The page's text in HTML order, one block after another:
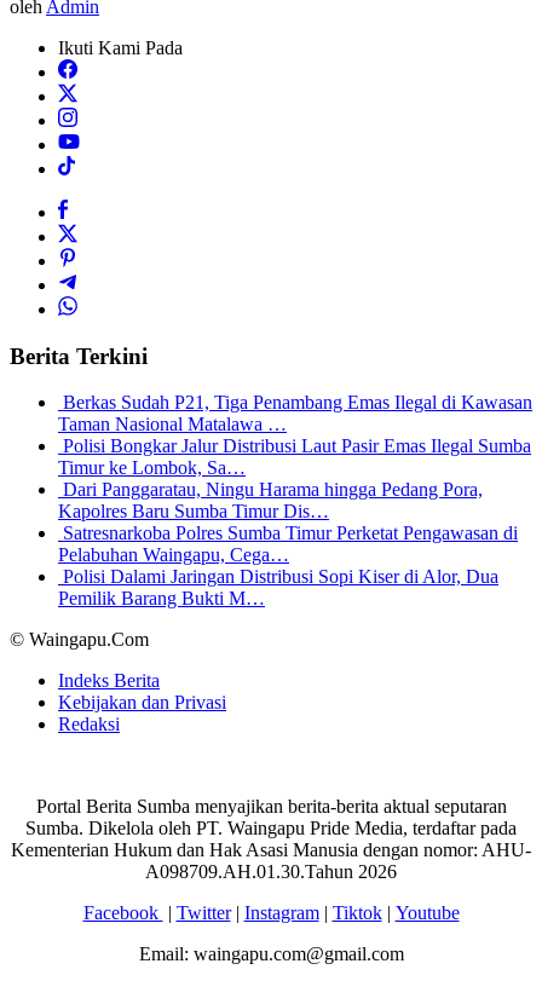
oleh Admin
Ikuti Kami Pada
Berita Terkini
Berkas Sudah P21, Tiga Penambang Emas Ilegal di Kawasan
Taman Nasional Matalawa …
Polisi Bongkar Jalur Distribusi Laut Pasir Emas Ilegal Sumba
Timur ke Lombok, Sa…
Dari Panggaratau, Ningu Harama hingga Pedang Pora,
Kapolres Baru Sumba Timur Dis…
Satresnarkoba Polres Sumba Timur Perketat Pengawasan di
Pelabuhan Waingapu, Cega…
Polisi Dalami Jaringan Distribusi Sopi Kiser di Alor, Dua
Pemilik Barang Bukti M…
© Waingapu.Com
Indeks Berita
Kebijakan dan Privasi
Redaksi
Portal Berita Sumba menyajikan berita-berita aktual seputaran
Sumba. Dikelola oleh PT. Waingapu Pride Media, terdaftar pada
Kementerian Hukum dan Hak Asasi Manusia dengan nomor: AHU-
A098709.AH.01.30.Tahun 2026
Facebook | Twitter| Instagram| Tiktok| Youtube
Email: waingapu.com@gmail.com